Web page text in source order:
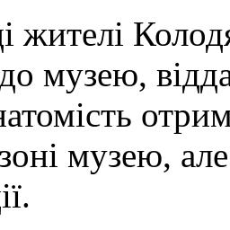
жителі
музею,
музею,